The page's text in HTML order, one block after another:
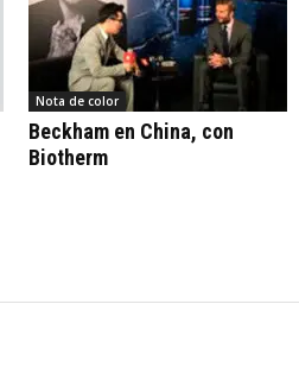
Nota de color
Beckham en China, con
Biotherm